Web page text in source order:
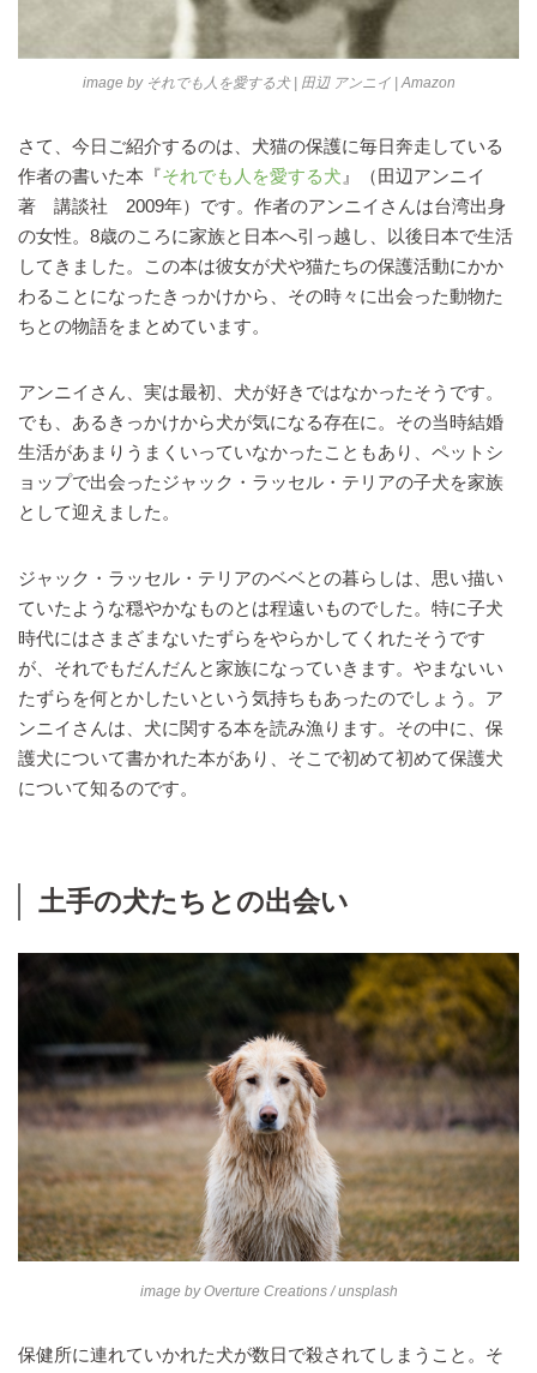
image by それでも人を愛する犬 | 田辺 アンニイ | Amazon
さて、今日ご紹介するのは、犬猫の保護に毎日奔走している
作者の書いた本『それでも人を愛する犬 』（田辺アンニイ
著 講談社 2009年）です。作者のアンニイさんは台湾出身
の女性。8歳のころに家族と日本へ引っ越し、以後日本で生活
してきました。この本は彼女が犬や猫たちの保護活動にかか
わることになったきっかけから、その時々に出会った動物た
ちとの物語をまとめています。
アンニイさん、実は最初、犬が好きではなかったそうです。
でも、あるきっかけから犬が気になる存在に。その当時結婚
生活があまりうまくいっていなかったこともあり、ペットシ
ョップで出会ったジャック・ラッセル・テリアの子犬を家族
として迎えました。
ジャック・ラッセル・テリアのベベとの暮らしは、思い描い
ていたような穏やかなものとは程遠いものでした。特に子犬
時代にはさまざまないたずらをやらかしてくれたそうです
が、それでもだんだんと家族になっていきます。やまないい
たずらを何とかしたいという気持ちもあったのでしょう。ア
ンニイさんは、犬に関する本を読み漁ります。その中に、保
護犬について書かれた本があり、そこで初めて初めて保護犬
について知るのです。
土手の犬たちとの出会い
image byOverture Creations/ unsplash
保健所に連れていかれた犬が数日で殺されてしまうこと。そ